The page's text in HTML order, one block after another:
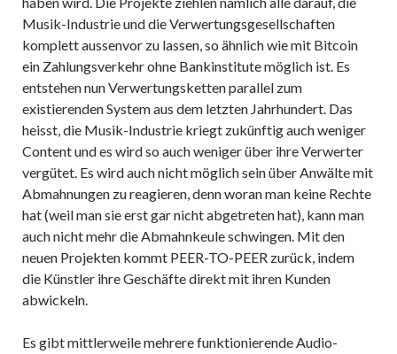
Musik-Industrie und die Verwertungsgesellschaften
komplett aussenvor zu lassen, so ähnlich wie mit Bitcoin
ein Zahlungsverkehr ohne Bankinstitute möglich ist. Es
entstehen nun Verwertungsketten parallel zum
existierenden System aus dem letzten Jahrhundert. Das
heisst, die Musik-Industrie kriegt zukünftig auch weniger
Content und es wird so auch weniger über ihre Verwerter
vergütet. Es wird auch nicht möglich sein über Anwälte mit
Abmahnungen zu reagieren, denn woran man keine Rechte
hat (weil man sie erst gar nicht abgetreten hat), kann man
auch nicht mehr die Abmahnkeule schwingen. Mit den
neuen Projekten kommt PEER-TO-PEER zurück, indem
die Künstler ihre Geschäfte direkt mit ihren Kunden
abwickeln.
Es gibt mittlerweile mehrere funktionierende Audio-